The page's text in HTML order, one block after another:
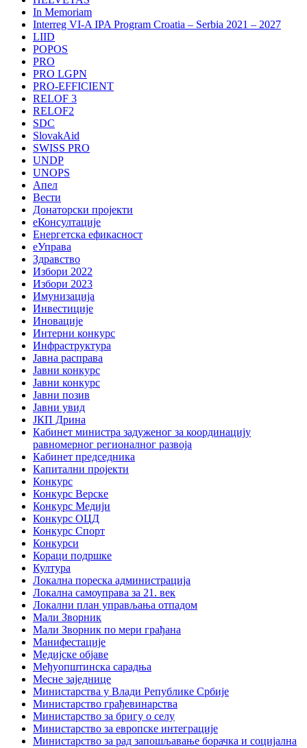
In Memoriam
Interreg VI-A IPA Program Croatia – Serbia 2021 – 2027
LIID
POPOS
PRO
PRO LGPN
PRO-EFFICIENT
RELOF 3
RELOF2
SDC
SlovakAid
SWISS PRO
UNDP
UNOPS
Апел
Вести
Донаторски пројекти
еКонсултације
Енергетска ефикасност
еУправа
Здравство
Избори 2022
Избори 2023
Имунизација
Инвестиције
Иновације
Интерни конкурс
Инфраструктура
Јавна расправа
Јавни конкурс
Јавни конкурс
Јавни позив
Јавни увид
ЈКП Дрина
Кабинет министра задуженог за координацију
равномерног регионалног развоја
Кабинет председника
Капитални пројекти
Конкурс
Конкурс Верске
Конкурс Медији
Конкурс ОЦД
Конкурс Спорт
Конкурси
Кораци подршке
Култура
Локална пореска администрација
Локална самоуправа за 21. век
Локални план управљања отпадом
Мали Зворник
Мали Зворник по мери грађана
Манифестације
Медијске објаве
Међуопштинска сарадња
Месне заједнице
Министарства у Влади Републике Србије
Министарство грађевинарства
Министарство за бригу о селу
Министарство за европске интеграције
Министарство за рад запошљавање борачка и социјална